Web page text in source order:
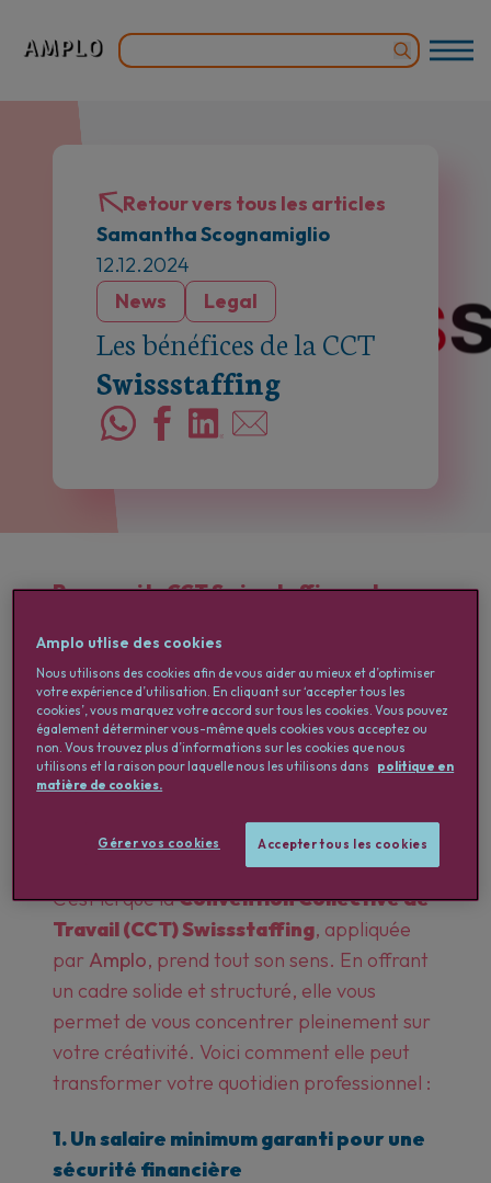
Retour vers tous les articles
Samantha Scognamiglio
12.12.2024
News
Legal
Les bénéfices de la CCT
Swissstaffing
Pourquoi la CCT Swissstaffing est un
secteur créatif
Dans le monde de l’audiovisuel, les projets
ponctuels et les missions temporaires
rythment le quotidien. Entre la recherche
de contrats et la nécessité d’assurer des
souvent confronté(e) à des défis
C’est ici que laConvention Collective de
Travail (CCT) Swissstaffing, appliquée
par Amplo, prend tout son sens. En offrant
un cadre solide et structuré, elle vous
permet de vous concentrer pleinement sur
votre créativité. Voici comment elle peut
transformer votre quotidien professionnel :
1. Un salaire minimum garanti pour une
sécurité financière
Amplo utlise des cookies
Nous utilisons des cookies afin de vous aider au mieux et d’optimiser
votre expérience d’utilisation. En cliquant sur ‘accepter tous les
cookies’, vous marquez votre accord sur tous les cookies. Vous pouvez
également déterminer vous-même quels cookies vous acceptez ou
non. Vous trouvez plus d’informations sur les cookies que nous
utilisons et la raison pour laquelle nous les utilisons dans
politique en
matière de cookies.
Accepter tous les cookies
Gérer vos cookies